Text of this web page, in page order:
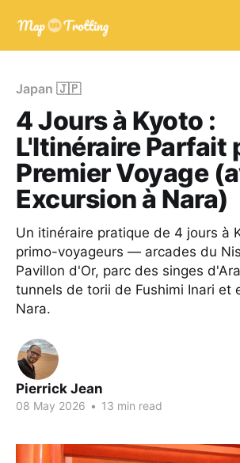
Japan 🇯🇵
4 Jours à Kyoto :
L'Itinéraire Parfait
Premier Voyage
Excursion à Nara)
Un itinéraire pratique de 4 jours à
primo-voyageurs — arcades du
Pavillon d'Or, parc des singes
tunnels de torii de Fushimi Inari et
Nara.
Pierrick Jean
08 May 2026 • 13 min read